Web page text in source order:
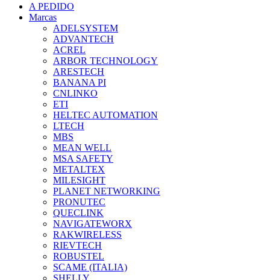
A PEDIDO
Marcas
ADELSYSTEM
ADVANTECH
ACREL
ARBOR TECHNOLOGY
ARESTECH
BANANA PI
CNLINKO
ETI
HELTEC AUTOMATION
LTECH
MBS
MEAN WELL
MSA SAFETY
METALTEX
MILESIGHT
PLANET NETWORKING
PRONUTEC
QUECLINK
NAVIGATEWORX
RAKWIRELESS
RIEVTECH
ROBUSTEL
SCAME (ITALIA)
SHELLY